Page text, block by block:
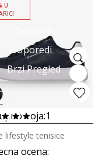
Uporedi
Brzi Pregled
U
boja:1
ocena:
lifestyle tenisice